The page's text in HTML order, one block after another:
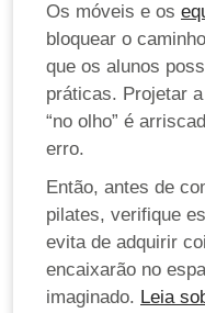
Os móveis e os
bloquear o
que os alunos
práticas. Projetar
“no olho” é
erro.
Então, antes de
pilates, verifique
evita de adquirir
encaixarão no
imaginado. Leia